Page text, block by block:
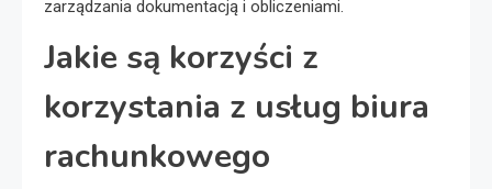
zarządzania dokumentacją i obliczeniami.
Jakie są korzyści z
korzystania z usług biura
rachunkowego